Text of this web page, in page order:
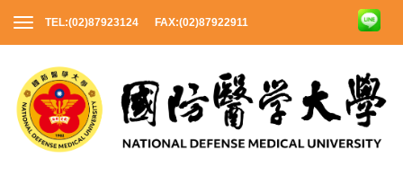
TEL:(02)87923124 FAX:(02)87922911